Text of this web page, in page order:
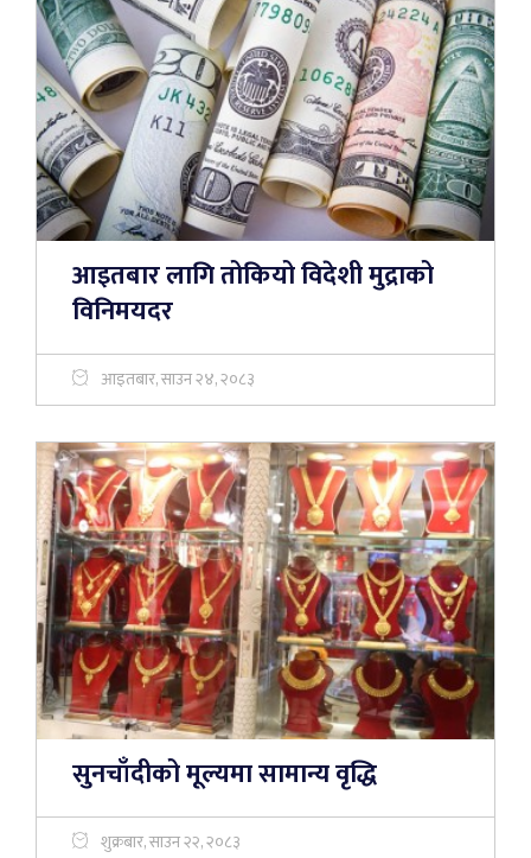
आइतबार लागि तोकियो विदेशी मुद्राको
विनिमयदर
आइतबार, साउन २४, २०८३
सुनचाँदीको मूल्यमा सामान्य वृद्धि
शुक्रबार, साउन २२, २०८३